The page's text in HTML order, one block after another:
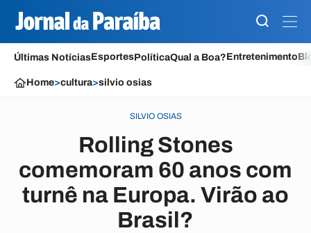
Últimas NotíciasEsportesPolíticaQual a Boa?Entretenimento
Home>cultura>silvio osias
SILVIO OSIAS
Rolling Stones
comemoram 60 anos com
turnê na Europa. Virão ao
Brasil?